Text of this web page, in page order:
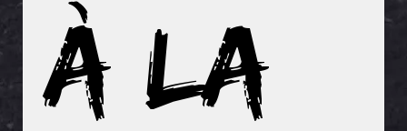
à la